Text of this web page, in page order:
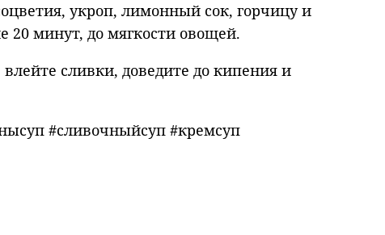
укроп, лимонный сок, горчицу и
20 минут, до мягкости овощей.
сливки, доведите до кипения и
#сливочныйсуп #кремсуп